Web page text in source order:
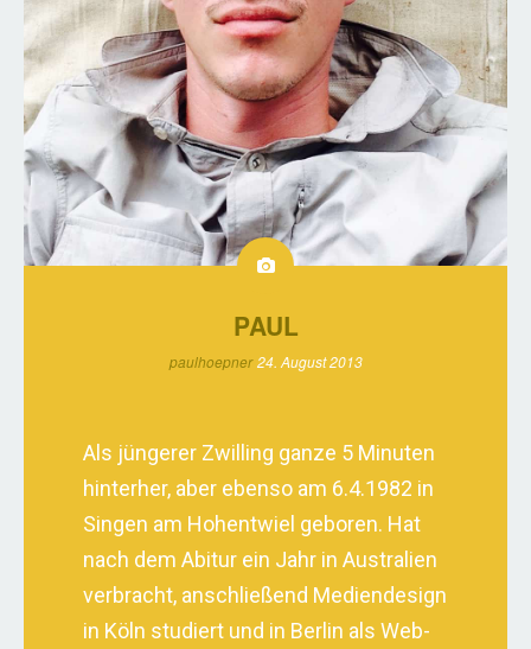
PAUL
paulhoepner 24. August 2013
Als jüngerer Zwilling ganze 5 Minuten
hinterher, aber ebenso am 6.4.1982 in
Singen am Hohentwiel geboren. Hat
nach dem Abitur ein Jahr in Australien
verbracht, anschließend Mediendesign
in Köln studiert und in Berlin als Web-